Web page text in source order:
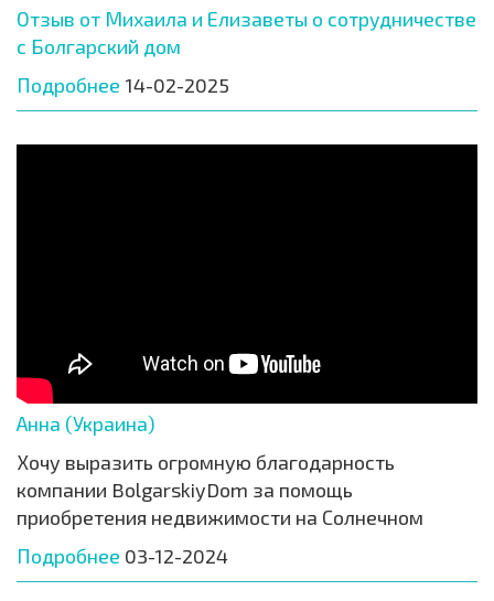
Отзыв от Михаила и Елизаветы о сотрудничестве
с Болгарский дом
Подробнее 14-02-2025
Анна (Украина)
Хочу выразить огромную благодарность
компании BolgarskiyDom за помощь
приобретения недвижимости на Солнечном
Подробнее 03-12-2024